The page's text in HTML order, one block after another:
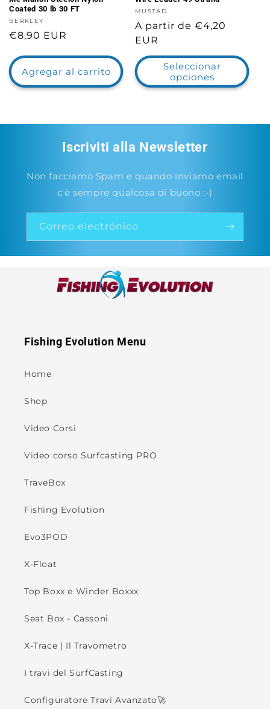
Coated 30 lb 30 FT
Proveedor:
BERKLEY
Precio
€8,90 EUR
Agregar al carrito
Proveedor:
MUSTAD
Precio
habitual
A partir de €4,20
EUR
Seleccionar
opciones
Iscriviti alla Newsletter
Non facciamo Spam e quando inviamo email
c'è sempre qualcosa di buono :-)
Correo electrónico
Fishing Evolution Menu
Home
Shop
Video Corsi
Video corso Surfcasting PRO
TraveBox
Fishing Evolution
Evo3POD
X-Float
Top Boxx e Winder Boxxx
Seat Box - Cassoni
X-Trace | Il Travometro
I travi del SurfCasting
Configuratore Travi Avanzato🚀